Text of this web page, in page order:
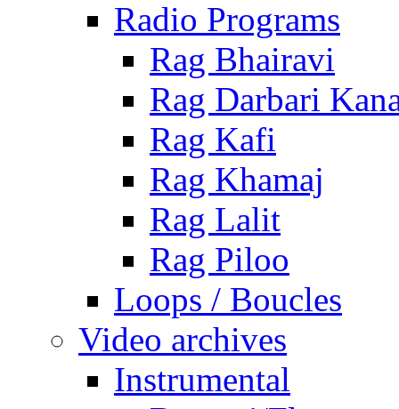
Radio Programs
Rag Bhairavi
Rag Darbari
Rag Kafi
Rag Khamaj
Rag Lalit
Rag Piloo
Loops / Boucles
Video archives
Instrumental